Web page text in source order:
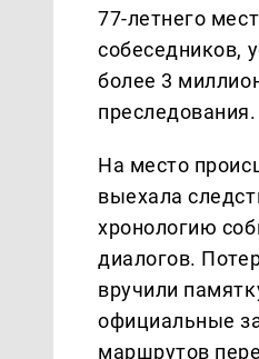
77-летнего
собеседников,
более 3
На место
выехала
хронологию
диалогов.
вручили
официальные
маршрутов